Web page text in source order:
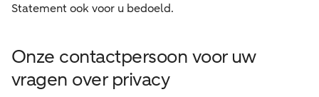
Statement ook voor u bedoeld.
Onze contactpersoon voor uw
vragen over privacy